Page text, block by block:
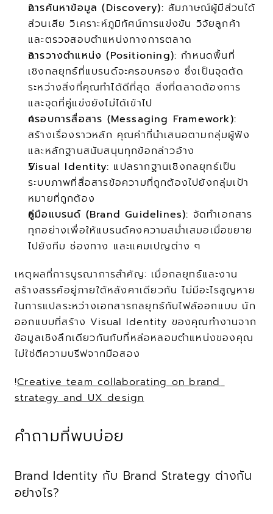
การค้นหาข้อมูล (Discovery): สัมภาษณ์ผู้มีส่วนได้
ส่วนเสีย วิเคราะห์ภูมิทัศน์การแข่งขัน วิจัยลูกค้า
และตรวจสอบตำแหน่งทางการตลาด
การวางตำแหน่ง (Positioning): กำหนดพื้นที่
เชิงกลยุทธ์ที่แบรนด์จะครอบครอง ซึ่งเป็นจุดตัด
ระหว่างสิ่งที่คุณทำได้ดีที่สุด สิ่งที่ตลาดต้องการ
และจุดที่คู่แข่งยังไม่ได้เข้าไป
กรอบการสื่อสาร (Messaging Framework):
สร้างเรื่องราวหลัก คุณค่าที่นำเสนอตามกลุ่มผู้ฟัง
และหลักฐานสนับสนุนทุกข้อกล่าวอ้าง
Visual Identity: แปลรากฐานเชิงกลยุทธ์เป็น
ระบบภาพที่สื่อสารข้อความที่ถูกต้องไปยังกลุ่มเป้า
หมายที่ถูกต้อง
คู่มือแบรนด์ (Brand Guidelines): จัดทำเอกสาร
ทุกอย่างเพื่อให้แบรนด์คงความสม่ำเสมอเมื่อขยาย
ไปยังทีม ช่องทาง และแคมเปญต่าง ๆ
เหตุผลที่การบูรณาการสำคัญ: เมื่อกลยุทธ์และงาน
สร้างสรรค์อยู่ภายใต้หลังคาเดียวกัน ไม่มีอะไรสูญหาย
ในการแปลระหว่างเอกสารกลยุทธ์กับไฟล์ออกแบบ นัก
ออกแบบที่สร้าง Visual Identity ของคุณทำงานจาก
ข้อมูลเชิงลึกเดียวกันกับที่หล่อหลอมตำแหน่งของคุณ
ไม่ใช่ตีความบรีฟจากมือสอง
!Creative team collaborating on brand
strategy and UX design
คำถามที่พบบ่อย
Brand Identity กับ Brand Strategy ต่างกัน
อย่างไร?